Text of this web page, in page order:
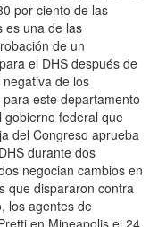
por ciento de las
es una de las
de un
el DHS después de
de los
este departamento
gobierno federal que
del Congreso aprueba
durante dos
negocian cambios en
que dispararon contra
los agentes de
en Mineapolis el 24